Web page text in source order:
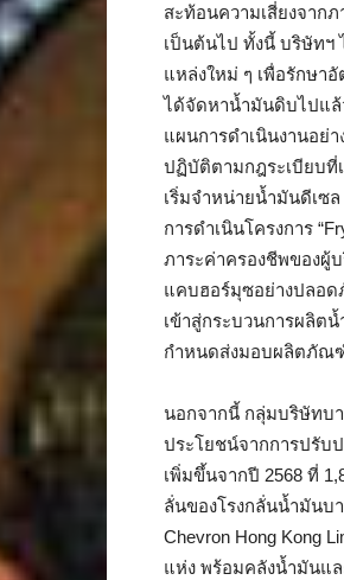
สะท้อนความเสี่ยงจาก
เป็นต้นไป ทั้งนี้ บริษัทฯ
แหล่งใหม่ ๆ เพื่อรักษา
ได้จัดหาน้ำมันดิบไปแล้
แผนการดำเนินงานอย่
ปฏิบัติตามกฎระเบียบที่
เริ่มจำหน่ายน้ำมันดีเซ
การดำเนินโครงการ
ภาระค่าครองชีพของผู้
แคบฮอร์มุซอย่างปลอด
เข้าสู่กระบวนการผลิตน้
กำหนดส่งมอบผลิตภัณ
นอกจากนี้ กลุ่มบริษัทบา
ประโยชน์จากการปรับ
เพิ่มขึ้นจากปี 2568 ที่
ลั่นของโรงกลั่นน้ำมันบ
Chevron Hong Kong
แห่ง พร้อมคลังน้ำมันแล